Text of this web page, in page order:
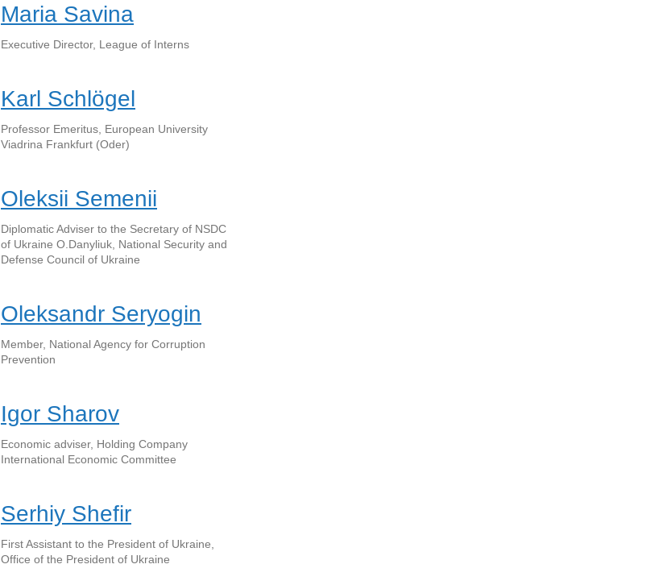
Maria Savina
Executive Director, League of Interns
Karl Schlögel
Professor Emeritus, European University
Viadrina Frankfurt (Oder)
Oleksii Semenii
Diplomatic Adviser to the Secretary of NSDC
of Ukraine O.Danyliuk, National Security and
Defense Council of Ukraine
Oleksandr Seryogin
Member, National Agency for Corruption
Prevention
Igor Sharov
Economic adviser, Holding Company
International Economic Committee
Serhiy Shefir
First Assistant to the President of Ukraine,
Office of the President of Ukraine